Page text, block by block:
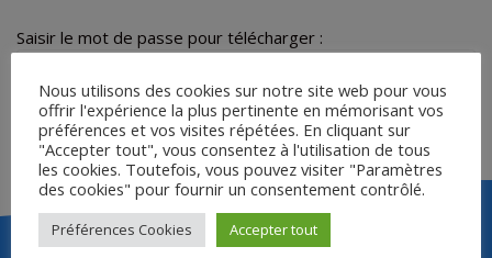
Saisir le mot de passe pour télécharger :
Télécharger
Nous utilisons des cookies sur notre site web pour vous
offrir l'expérience la plus pertinente en mémorisant vos
préférences et vos visites répétées. En cliquant sur
"Accepter tout", vous consentez à l'utilisation de tous
les cookies. Toutefois, vous pouvez visiter "Paramètres
des cookies" pour fournir un consentement contrôlé.
Préférences Cookies Accepter tout